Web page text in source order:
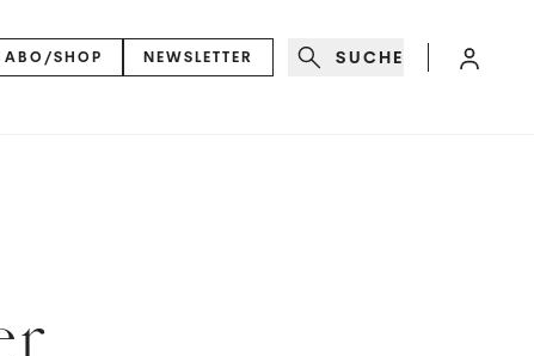
ABO/SHOP NEWSLETTER SUCHE